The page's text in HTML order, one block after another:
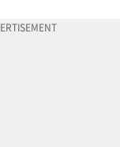
살모넬라 집단 발병